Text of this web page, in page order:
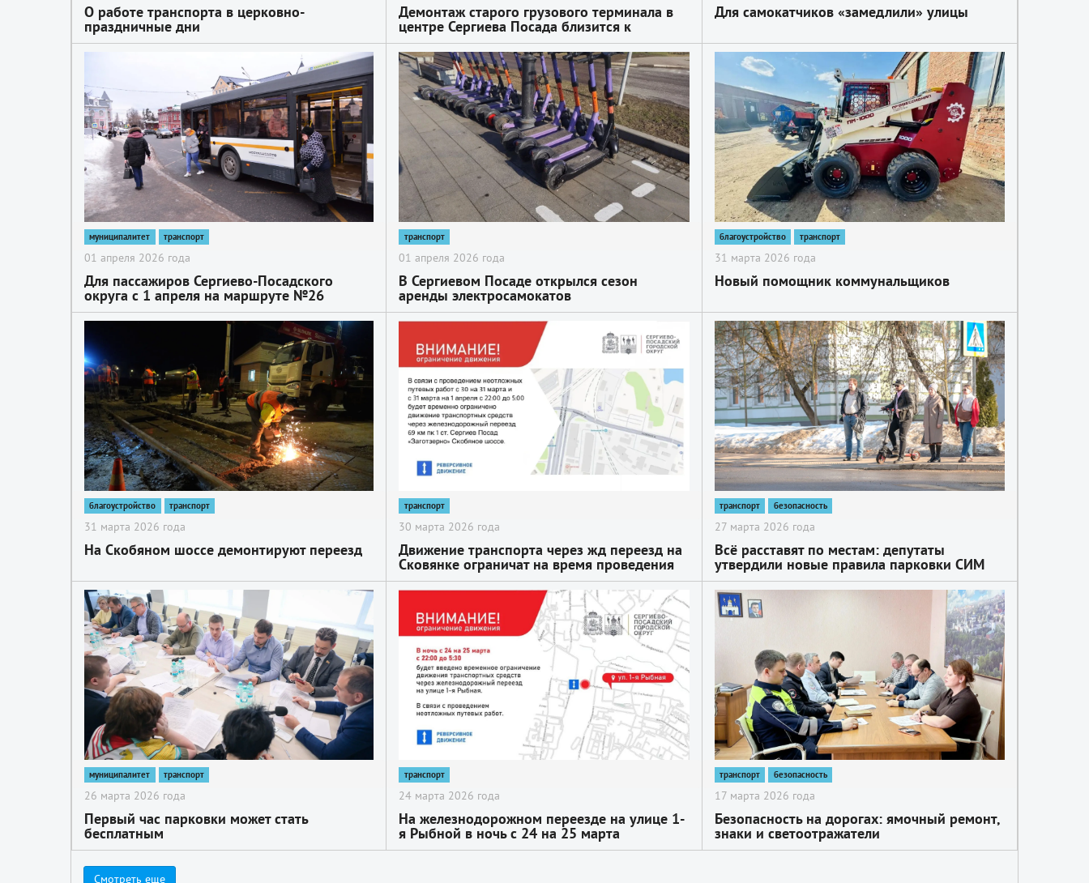
О работе транспорта в церковно-
праздничные дни
Демонтаж старого грузового терминала в
центре Сергиева Посада близится к
завершению
Для самокатчиков «замедлили» улицы
муниципалитет транспорт
01 апреля 2026 года
Для пассажиров Сергиево-Посадского
округа с 1 апреля на маршруте №26
«Сергиев Посад – Краснозаводск
(Возрождение)» изменится схема движения
автобусов
2
транспорт
01 апреля 2026 года
В Сергиевом Посаде открылся сезон
аренды электросамокатов
благоустройство транспорт
31 марта 2026 года
Новый помощник коммунальщиков
благоустройство транспорт
31 марта 2026 года
На Скобяном шоссе демонтируют переезд
транспорт
30 марта 2026 года
Движение транспорта через жд переезд на
Сковянке ограничат на время проведения
ремонтных работ
2
транспорт безопасность
27 марта 2026 года
Всё расставят по местам: депутаты
утвердили новые правила парковки СИМ
2
муниципалитет транспорт
26 марта 2026 года
Первый час парковки может стать
бесплатным
транспорт
24 марта 2026 года
На железнодорожном переезде на улице 1-
я Рыбной в ночь с 24 на 25 марта
ограничат движение транспорта
2
транспорт безопасность
17 марта 2026 года
Безопасность на дорогах: ямочный ремонт,
знаки и светоотражатели
Смотреть еще